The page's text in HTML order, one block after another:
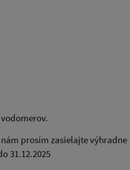
prosím zasielajte
31.12.2025